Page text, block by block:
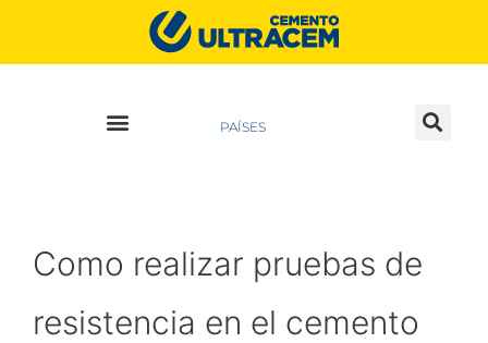
PAÍSES
Como realizar pruebas de
resistencia en el cemento